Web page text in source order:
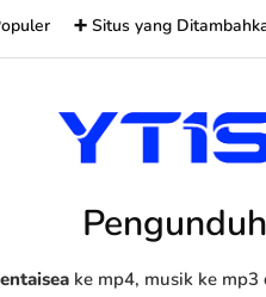
➕ Situs yang
ke mp4, musik ke mp3